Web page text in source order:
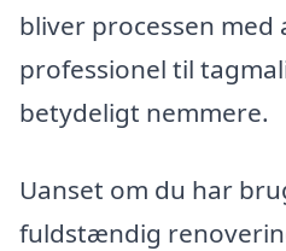
bliver processen med
professionel til
betydeligt nemmere.
Uanset om du har
fuldstændig